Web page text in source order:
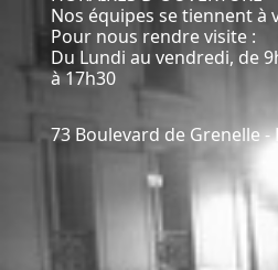
Nos équipes se tiennent à
Pour nous rendre visite :
Du Lundi au vendredi, de
à 17h30
73 Boulevard de Grenelle -